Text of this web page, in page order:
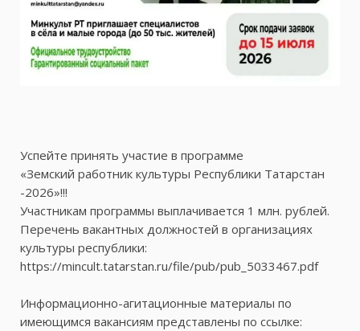
Успейте принять участие в программе
«Земский работник культуры Республики Татарстан
-2026»!!!
Участникам программы выплачивается 1 млн. рублей.
Перечень вакантных должностей в организациях
культуры республики:
https://mincult.tatarstan.ru/file/pub/pub_5033467.pdf
Информационно-агитационные материалы по
имеющимся вакансиям представлены по ссылке: